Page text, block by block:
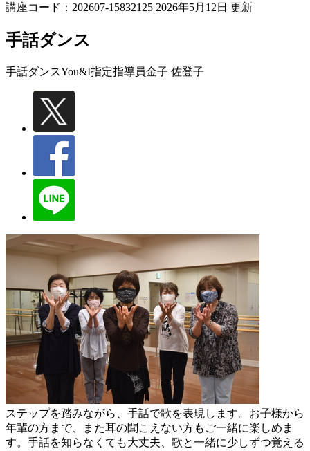
講座コード：202607-15832125 2026年5月12日 更新
手話ダンス
手話ダンスYou&I指定指導員金子 佐登子
ステップを踏みながら、手話で歌を表現します。お子様から
年輩の方まで、また耳の聞こえない方もご一緒に楽しめま
す。手話を知らなくても大丈夫、歌と一緒に少しずつ覚える